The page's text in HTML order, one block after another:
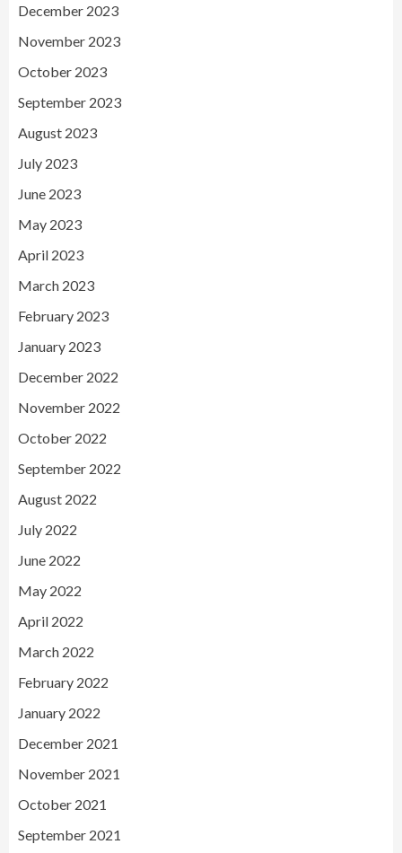
December 2023
November 2023
October 2023
September 2023
August 2023
July 2023
June 2023
May 2023
April 2023
March 2023
February 2023
January 2023
December 2022
November 2022
October 2022
September 2022
August 2022
July 2022
June 2022
May 2022
April 2022
March 2022
February 2022
January 2022
December 2021
November 2021
October 2021
September 2021